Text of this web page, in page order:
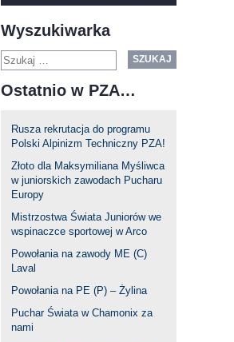
Wyszukiwarka
SZUKAJ
Ostatnio w PZA…
Rusza rekrutacja do programu
Polski Alpinizm Techniczny PZA!
Złoto dla Maksymiliana Myśliwca
w juniorskich zawodach Pucharu
Europy
Mistrzostwa Świata Juniorów we
wspinaczce sportowej w Arco
Powołania na zawody ME (C)
Laval
Powołania na PE (P) – Żylina
Puchar Świata w Chamonix za
nami